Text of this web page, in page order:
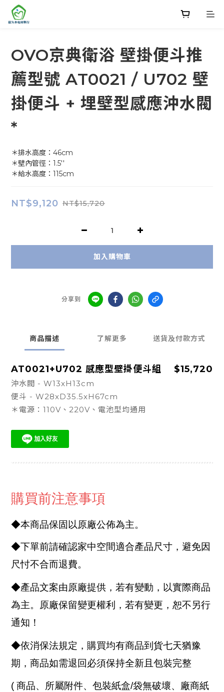
OVO京典衛浴 壁掛便斗推
薦型號 AT0021 / U702 壁
掛便斗 + 埋壁型感應沖水閥
*
＊排水高度：46cm
＊壁內管徑：1.5''
＊給水高度：115cm
NT$9,120 NT$15,720
加入購物車
分享到
商品描述 了解更多 送貨及付款方式
AT0021+U702 感應型壁掛便斗組 $15,720
沖水閥 - W13xH13cm
便斗 - W28xD35.5xH67cm
＊電源：110V、220V、電池型均通用
購買前注意事項
◆本商品保固以原廠公佈為主。
◆下單前請確認家中空間適合產品尺寸，避免因
尺忖不合而退費。
◆產品文案由原廠提供，若有變動，以實際商品
為主。原廠保留變更權利，若有變更，恕不另行
通知！
◆依消保法規定，購買均有商品到貨七天猶豫
期，商品如需退回必須保持全新且包裝完整
( 商品、所屬附件、包裝紙盒/袋無破壞、廠商紙